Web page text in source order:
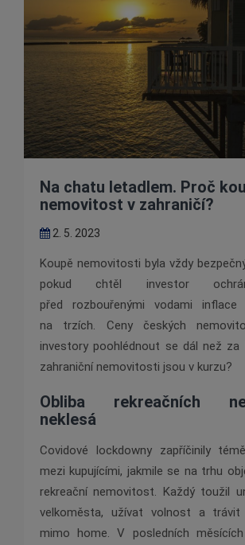
Na chatu letadlem. Proč
nemovitost v zahraničí?
2. 5. 2023
Koupě nemovitosti byla vždy
pokud chtěl investor
před rozbouřenými vodami
na trzích. Ceny českých
investory poohlédnout se dál než za
zahraniční nemovitosti jsou v kurzu?
Obliba rekreačních
neklesá
Covidové lockdowny zapříčinily
mezi kupujícími, jakmile se na trhu
rekreační nemovitost. Každý toužil
velkoměsta, užívat volnost a
mimo home. V posledních